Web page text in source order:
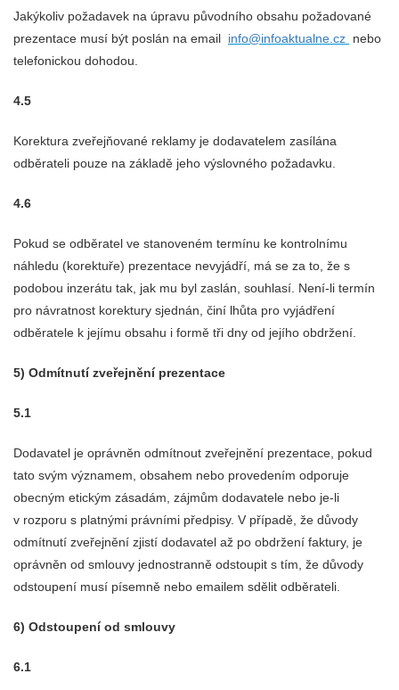
Jakýkoliv požadavek na úpravu původního obsahu požadované
prezentace musí být poslán na email info@infoaktualne.cz nebo
telefonickou dohodou.
4.5
Korektura zveřejňované reklamy je dodavatelem zasílána
odběrateli pouze na základě jeho výslovného požadavku.
4.6
Pokud se odběratel ve stanoveném termínu ke kontrolnímu
náhledu (korektuře) prezentace nevyjádří, má se za to, že s
podobou inzerátu tak, jak mu byl zaslán, souhlasí. Není-li termín
pro návratnost korektury sjednán, činí lhůta pro vyjádření
odběratele k jejímu obsahu i formě tři dny od jejího obdržení.
5) Odmítnutí zveřejnění prezentace
5.1
Dodavatel je oprávněn odmítnout zveřejnění prezentace, pokud
tato svým významem, obsahem nebo provedením odporuje
obecným etickým zásadám, zájmům dodavatele nebo je-li
v rozporu s platnými právními předpisy. V případě, že důvody
odmítnutí zveřejnění zjistí dodavatel až po obdržení faktury, je
oprávněn od smlouvy jednostranně odstoupit s tím, že důvody
odstoupení musí písemně nebo emailem sdělit odběrateli.
6) Odstoupení od smlouvy
6.1